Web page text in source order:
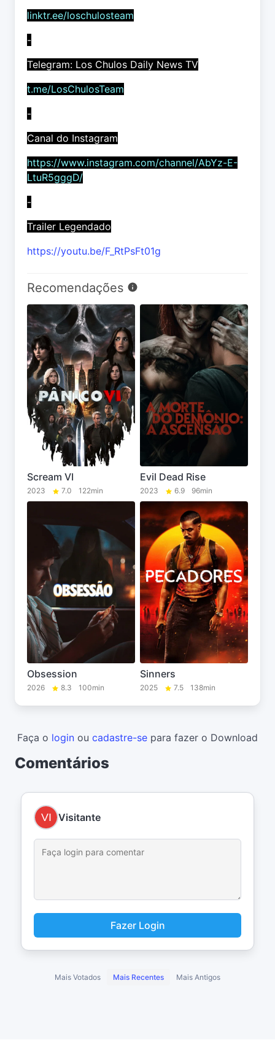
linktr.ee/loschulosteam
-
Telegram: Los Chulos Daily News TV
t.me/LosChulosTeam
-
Canal do Instagram
https://www.instagram.com/channel/AbYz-E-
LtuR5gggD/
-
Trailer Legendado
https://youtu.be/F_RtPsFt01g
Recomendações
Scream VI
2023 7.0 122min
Evil Dead Rise
2023 6.9 96min
Obsession
2026 8.3 100min
Sinners
2025 7.5 138min
Faça o login ou cadastre-se para fazer o Download
Comentários
Visitante
Fazer Login
Mais Votados Mais Recentes Mais Antigos